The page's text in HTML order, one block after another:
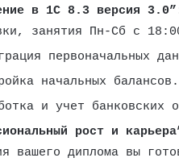
в 1С 8.3 версия
занятия Пн-Сб с
первоначальных
начальных балансов.
и учет банковских
рост и
вашего диплома вы